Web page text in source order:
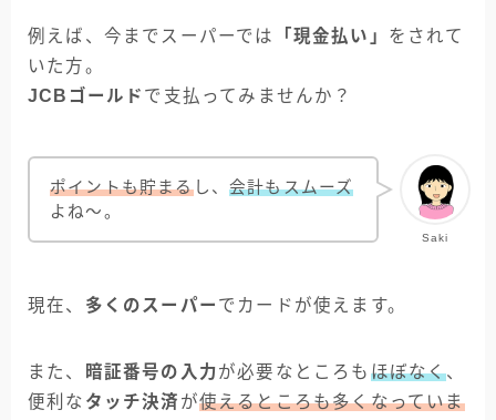
例えば、今までスーパーでは 「現金払い」 をされて
いた方。
JCBゴールド で支払ってみませんか？
Saki
ポイントも貯まるし、会計もスムーズ
よね～。
現在、 多くのスーパー でカードが使えます。
また、 暗証番号の入力が必要なところも ほぼなく、
便利な タッチ決済 が使えるところも多くなっていま